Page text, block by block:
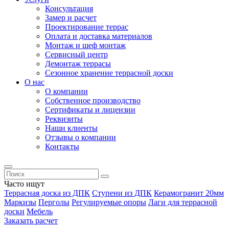
Консультация
Замер и расчет
Проектирование террас
Оплата и доставка материалов
Монтаж и шеф монтаж
Сервисный центр
Демонтаж террасы
Сезонное хранение террасной доски
О нас
О компании
Собственное производство
Сертификаты и лицензии
Реквизиты
Наши клиенты
Отзывы о компании
Контакты
Часто ищут
Террасная доска из ДПК Ступени из ДПК Керамогранит 20мм
Маркизы Перголы Регулируемые опоры Лаги для террасной
доски Мебель
Заказать расчет